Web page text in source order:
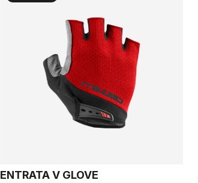
ENTRATA V GLOVE